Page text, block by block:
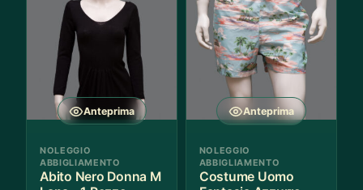
Anteprima
NOLEGGIO
ABBIGLIAMENTO
Abito Nero Donna M
Anteprima
NOLEGGIO
ABBIGLIAMENTO
Costume Uomo